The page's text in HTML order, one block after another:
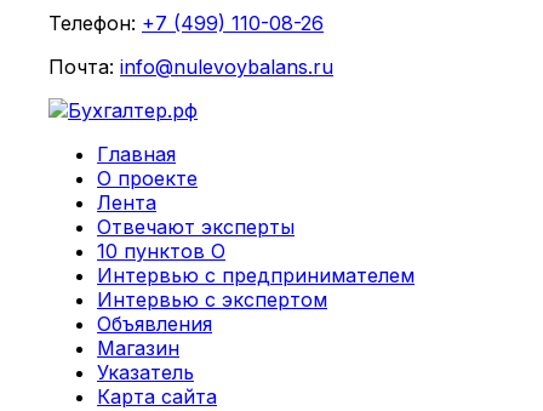
Телефон: +7 (499) 110-08-26
Почта: info@nulevoybalans.ru
Главная
О проекте
Лента
Отвечают эксперты
10 пунктов О
Интервью с предпринимателем
Интервью с экспертом
Объявления
Магазин
Указатель
Карта сайта